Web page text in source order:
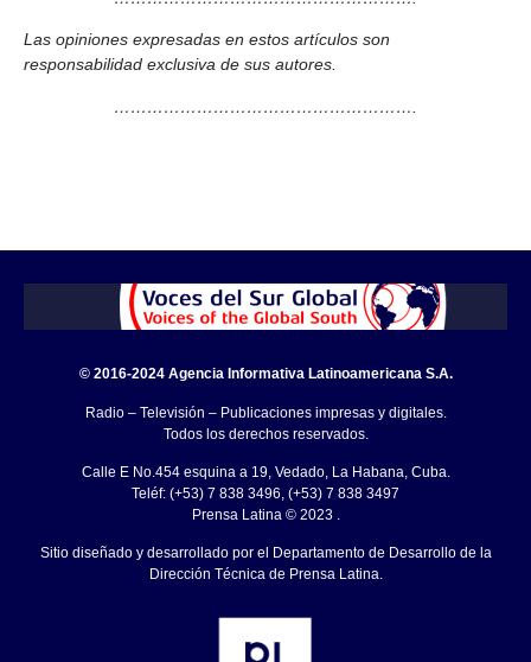
Las opiniones expresadas en estos artículos son
responsabilidad exclusiva de sus autores.
……………………………………………….
© 2016-2024 Agencia Informativa Latinoamericana S.A.
Radio – Televisión – Publicaciones impresas y digitales.
Todos los derechos reservados.
Calle E No.454 esquina a 19, Vedado, La Habana, Cuba.
Teléf: (+53) 7 838 3496, (+53) 7 838 3497
Prensa Latina © 2023 .
Sitio diseñado y desarrollado por el Departamento de Desarrollo de la
Dirección Técnica de Prensa Latina.